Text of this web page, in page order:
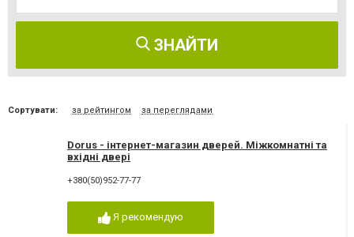
ЗНАЙТИ
Сортувати: за рейтингом за переглядами
Dorus - інтернет-магазин дверей. Міжкомнатні та
вхідні двері
+380(50)952-77-77
Я рекомендую